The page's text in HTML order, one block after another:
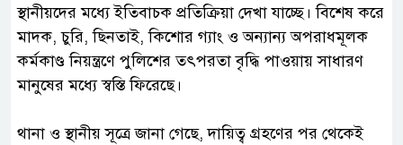
স্থানীয়দের মধ্যে ইতিবাচক প্রতিক্রিয়া দেখা যাচ্ছে। বিশেষ করে
মাদক, চুরি, ছিনতাই, কিশোর গ্যাং ও অন্যান্য অপরাধমূলক
কর্মকাণ্ড নিয়ন্ত্রণে পুলিশের তৎপরতা বৃদ্ধি পাওয়ায় সাধারণ
মানুষের মধ্যে স্বস্তি ফিরেছে।
‎থানা ও স্থানীয় সূত্রে জানা গেছে, দায়িত্ব গ্রহণের পর থেকেই